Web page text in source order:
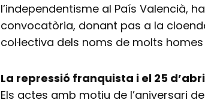
l’independentisme al País Valencià,
convocatòria, donant pas a la
col·lectiva dels noms de molts
La repressió franquista i el 25
Els actes amb motiu de l’aniversari